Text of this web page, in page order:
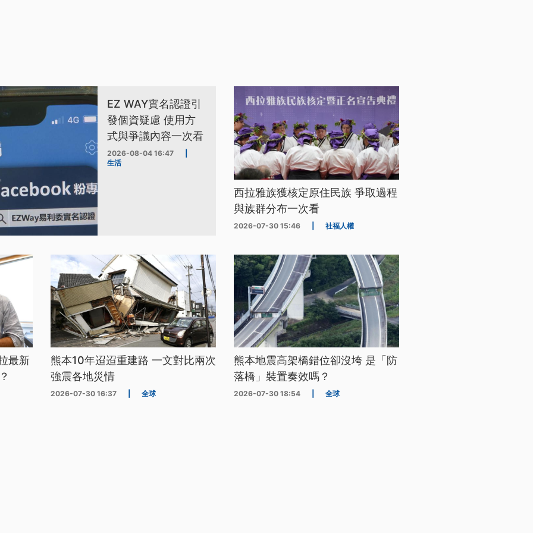
EZ WAY實名認證引
發個資疑慮 使用方
式與爭議內容一次看
2026-08-04 16:47
生活
西拉雅族獲核定原住民族 爭取過程
與族群分布一次看
2026-07-30 15:46 社福人權
最新
熊本10年迢迢重建路 一文對比兩次
強震各地災情
2026-07-30 16:37 全球
熊本地震高架橋錯位卻沒垮 是「防
落橋」裝置奏效嗎？
2026-07-30 18:54 全球